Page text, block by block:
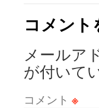
コメント
メールア
が付いて
コメント ※